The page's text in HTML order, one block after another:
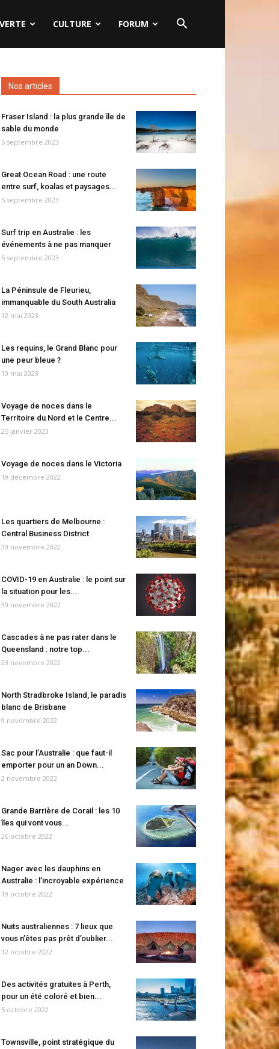
CULTURE FORUM
Nos articles
Fraser Island : la plus grande île de
sable du monde
5 septembre 2023
Great Ocean Road : une route
entre surf, koalas et paysages...
5 septembre 2023
Surf trip en Australie : les
événements à ne pas manquer
5 septembre 2023
La Péninsule de Fleurieu,
immanquable du South Australia
12 mai 2023
Les requins, le Grand Blanc pour
une peur bleue ?
10 mai 2023
Voyage de noces dans le
Territoire du Nord et le Centre...
25 janvier 2023
Voyage de noces dans le Victoria
19 décembre 2022
Les quartiers de Melbourne :
Central Business District
30 novembre 2022
COVID-19 en Australie : le point sur
la situation pour les...
30 novembre 2022
Cascades à ne pas rater dans le
Queensland : notre top...
23 novembre 2022
North Stradbroke Island, le paradis
blanc de Brisbane
9 novembre 2022
Sac pour l’Australie : que faut-il
emporter pour un an Down...
2 novembre 2022
Grande Barrière de Corail : les 10
îles qui vont vous...
26 octobre 2022
Nager avec les dauphins en
Australie : l’incroyable expérience
19 octobre 2022
Nuits australiennes : 7 lieux que
vous n’êtes pas prêt d’oublier...
12 octobre 2022
Des activités gratuites à Perth,
pour un été coloré et bien...
5 octobre 2022
Townsville, point stratégique du